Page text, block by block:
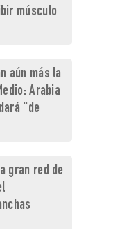
músculo
aún más la
Arabia
"de
gran red de